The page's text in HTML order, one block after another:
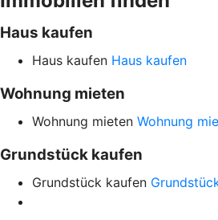
Haus kaufen
Haus kaufen Haus kaufen
Wohnung mieten
Wohnung mieten Wohnung
Grundstück kaufen
Grundstück kaufen